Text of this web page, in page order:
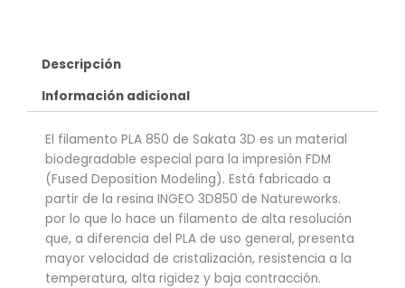
Descripción
Información adicional
El filamento PLA 850 de Sakata 3D es un material
biodegradable especial para la impresión FDM
(Fused Deposition Modeling). Está fabricado a
partir de la resina INGEO 3D850 de Natureworks.
por lo que lo hace un filamento de alta resolución
que, a diferencia del PLA de uso general, presenta
mayor velocidad de cristalización, resistencia a la
temperatura, alta rigidez y baja contracción.